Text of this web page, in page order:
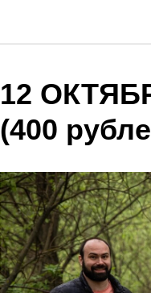
12
(400